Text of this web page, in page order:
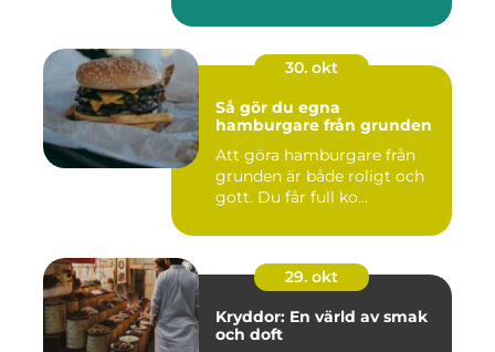
30. okt
Så gör du egna
hamburgare från grunden
Att göra hamburgare från
grunden är både roligt och
gott. Du får full ko...
29. okt
Kryddor: En värld av smak
och doft